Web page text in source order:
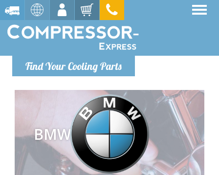
Find Your Cooling Parts
BMW